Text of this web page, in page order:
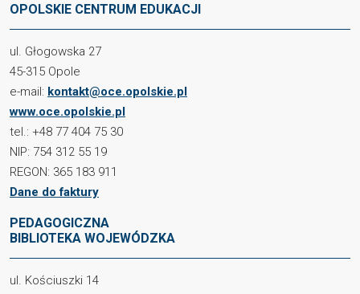
OPOLSKIE CENTRUM EDUKACJI
ul. Głogowska 27
45-315 Opole
e-mail: kontakt@oce.opolskie.pl
www.oce.opolskie.pl
tel.: +48 77 404 75 30
NIP: 754 312 55 19
REGON: 365 183 911
Dane do faktury
PEDAGOGICZNA
BIBLIOTEKA WOJEWÓDZKA
ul. Kościuszki 14